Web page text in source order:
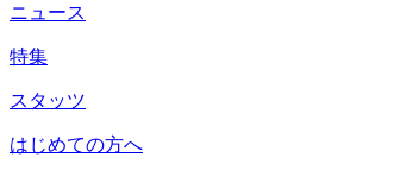
ニュース
特集
スタッツ
はじめての方へ